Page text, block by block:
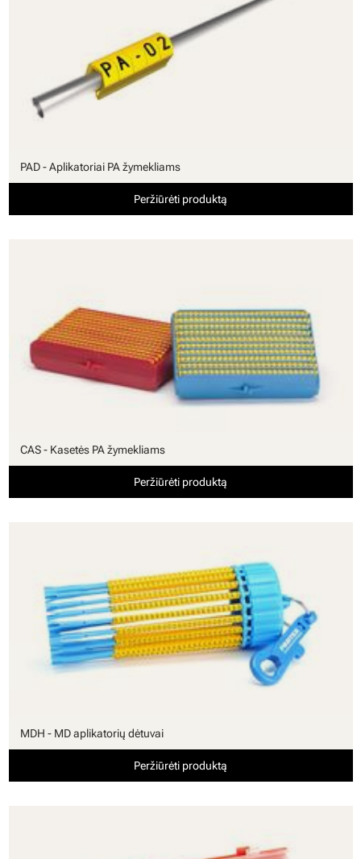
PAD - Aplikatoriai PA žymekliams
Peržiūrėti produktą
CAS - Kasetės PA žymekliams
Peržiūrėti produktą
MDH - MD aplikatorių dėtuvai
Peržiūrėti produktą